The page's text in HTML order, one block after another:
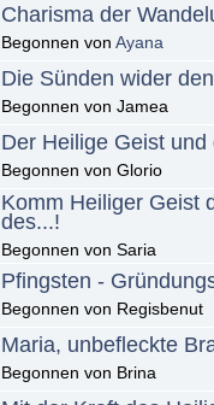
Charisma der
Begonnen von Ayana
Die Sünden wider
Begonnen von Jamea
Der Heilige Geist und
Begonnen von Glorio
Komm Heiliger Geist
des...!
Begonnen von Saria
Pfingsten -
Begonnen von Regisbenut
Maria, unbefleckte
Begonnen von Brina